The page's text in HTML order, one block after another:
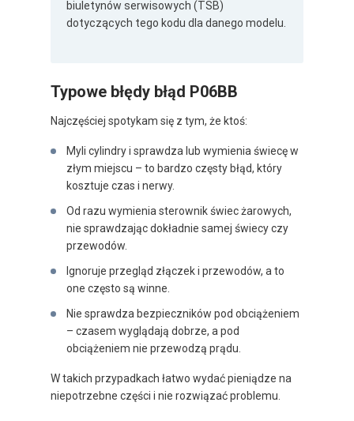
biuletynów serwisowych (TSB)
dotyczących tego kodu dla danego modelu.
Typowe błędy błąd P06BB
Najczęściej spotykam się z tym, że ktoś:
Myli cylindry i sprawdza lub wymienia świecę w
złym miejscu – to bardzo częsty błąd, który
kosztuje czas i nerwy.
Od razu wymienia sterownik świec żarowych,
nie sprawdzając dokładnie samej świecy czy
przewodów.
Ignoruje przegląd złączek i przewodów, a to
one często są winne.
Nie sprawdza bezpieczników pod obciążeniem
– czasem wyglądają dobrze, a pod
obciążeniem nie przewodzą prądu.
W takich przypadkach łatwo wydać pieniądze na
niepotrzebne części i nie rozwiązać problemu.